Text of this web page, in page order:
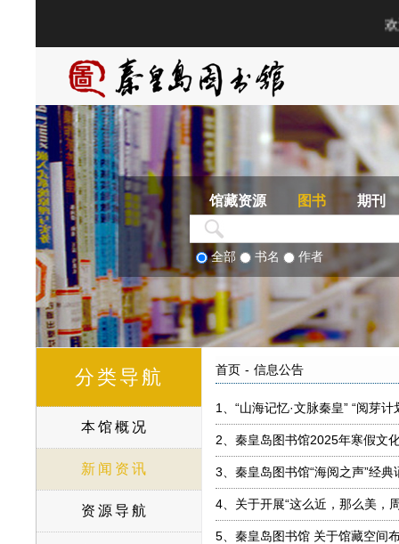
馆藏资源 图书 期刊
全部 书名 作者
分类导航
本馆概况
新闻资讯
资源导航
首页 - 信息公告
1、 “山海记忆·文脉秦皇” “阅芽
2、 秦皇岛图书馆2025年寒假文
3、 秦皇岛图书馆“海阅之声”经
4、 关于开展“这么近，那么美，周
5、 秦皇岛图书馆 关于馆藏空间